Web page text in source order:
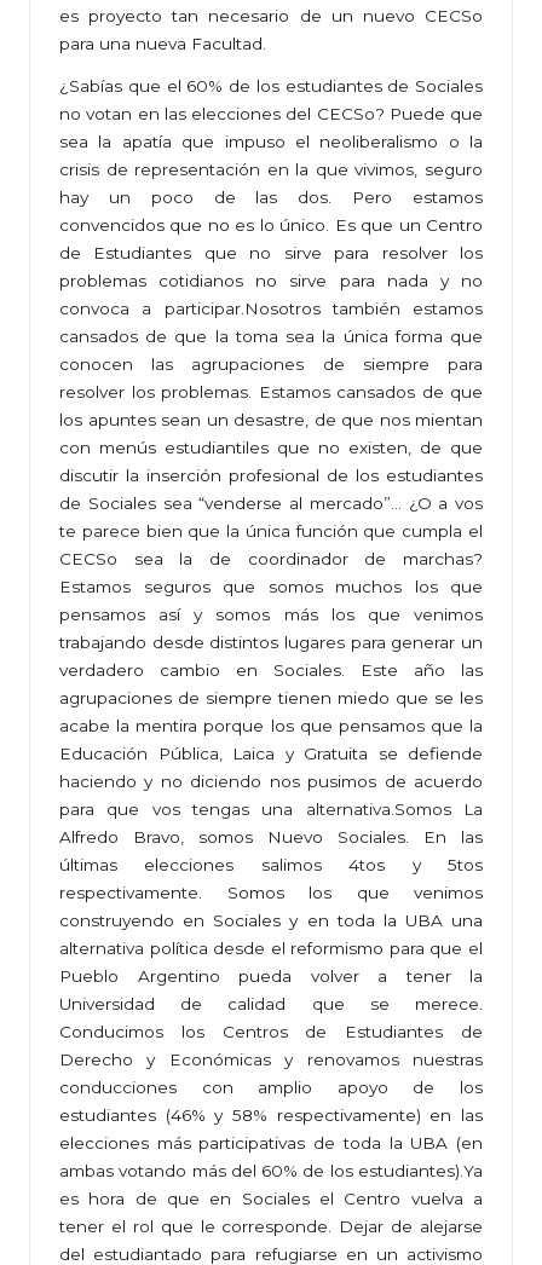
es proyecto tan necesario de un nuevo CECSo
para una nueva Facultad.
¿Sabías que el 60% de los estudiantes de Sociales
no votan en las elecciones del CECSo? Puede que
sea la apatía que impuso el neoliberalismo o la
crisis de representación en la que vivimos, seguro
hay un poco de las dos. Pero estamos
convencidos que no es lo único. Es que un Centro
de Estudiantes que no sirve para resolver los
problemas cotidianos no sirve para nada y no
convoca a participar.Nosotros también estamos
cansados de que la toma sea la única forma que
conocen las agrupaciones de siempre para
resolver los problemas. Estamos cansados de que
los apuntes sean un desastre, de que nos mientan
con menús estudiantiles que no existen, de que
discutir la inserción profesional de los estudiantes
de Sociales sea “venderse al mercado”… ¿O a vos
te parece bien que la única función que cumpla el
CECSo sea la de coordinador de marchas?
Estamos seguros que somos muchos los que
pensamos así y somos más los que venimos
trabajando desde distintos lugares para generar un
verdadero cambio en Sociales. Este año las
agrupaciones de siempre tienen miedo que se les
acabe la mentira porque los que pensamos que la
Educación Pública, Laica y Gratuita se defiende
haciendo y no diciendo nos pusimos de acuerdo
para que vos tengas una alternativa.Somos La
Alfredo Bravo, somos Nuevo Sociales. En las
últimas elecciones salimos 4tos y 5tos
respectivamente. Somos los que venimos
construyendo en Sociales y en toda la UBA una
alternativa política desde el reformismo para que el
Pueblo Argentino pueda volver a tener la
Universidad de calidad que se merece.
Conducimos los Centros de Estudiantes de
Derecho y Económicas y renovamos nuestras
conducciones con amplio apoyo de los
estudiantes (46% y 58% respectivamente) en las
elecciones más participativas de toda la UBA (en
ambas votando más del 60% de los estudiantes).Ya
es hora de que en Sociales el Centro vuelva a
tener el rol que le corresponde. Dejar de alejarse
del estudiantado para refugiarse en un activismo